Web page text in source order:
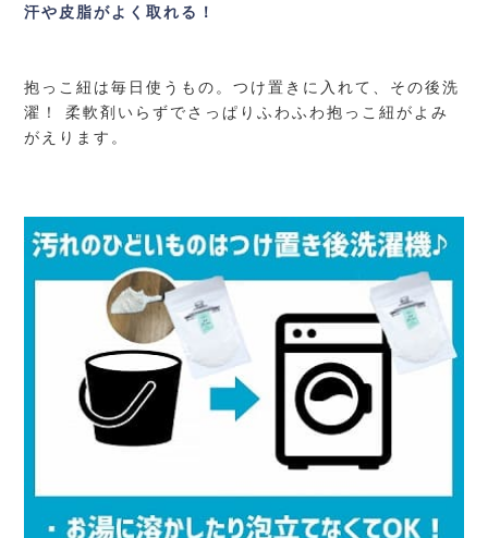
汗や皮脂がよく取れる！
抱っこ紐は毎日使うもの。つけ置きに入れて、その後洗
濯！ 柔軟剤いらずでさっぱりふわふわ抱っこ紐がよみ
がえります。